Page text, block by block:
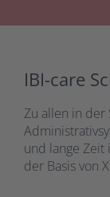
IBI-care
Zu allen in der
und lange Zeit
der Basis von